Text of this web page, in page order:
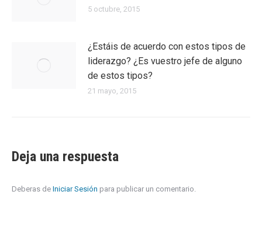
5 octubre, 2015
¿Estáis de acuerdo con estos tipos de
liderazgo? ¿Es vuestro jefe de alguno
de estos tipos?
21 mayo, 2015
Deja una respuesta
Deberas de Iniciar Sesión para publicar un comentario.